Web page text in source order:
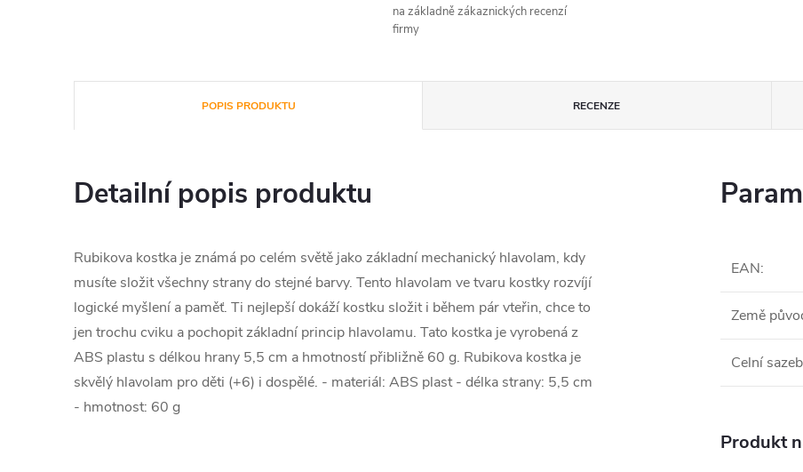
na základně zákaznických recenzí
firmy
POPIS PRODUKTU RECENZE
Detailní popis produktu
Rubikova kostka je známá po celém světě jako základní mechanický hlavolam, kdy
musíte složit všechny strany do stejné barvy. Tento hlavolam ve tvaru kostky rozvíjí
logické myšlení a paměť. Ti nejlepší dokáží kostku složit i během pár vteřin, chce to
jen trochu cviku a pochopit základní princip hlavolamu. Tato kostka je vyrobená z
ABS plastu s délkou hrany 5,5 cm a hmotností přibližně 60 g. Rubikova kostka je
skvělý hlavolam pro děti (+6) i dospělé. - materiál: ABS plast - délka strany: 5,5 cm
- hmotnost: 60 g
EAN:
Země
Celní
Produkt